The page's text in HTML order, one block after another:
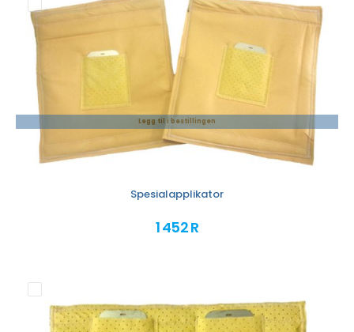
Legg til i bestillingen
Spesialapplikator
1 452 R